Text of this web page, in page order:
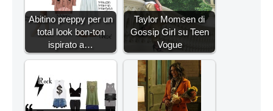
Abitino preppy per un
total look bon-ton
ispirato a…
Taylor Momsen di
Gossip Girl su Teen
Vogue